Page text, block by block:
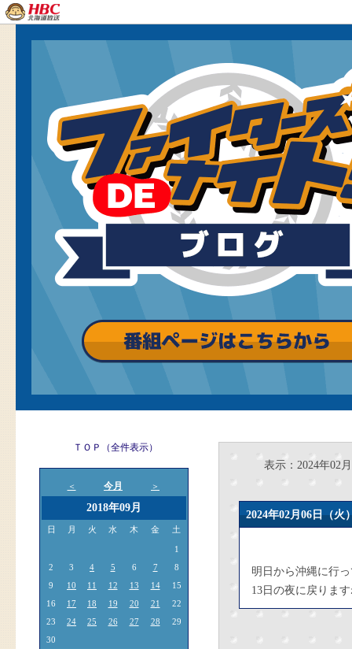
ＴＯＰ（全件表示）
＜ 今月 ＞
2018年09月
日 月 火 水 木 金 土
1
2
3 4 5 6 7
8
9
10 11 12 13 14
15
16
17 18 19 20 21
22
23
24 25 26 27 28
29
30
表示：2024年02月
2024年02月06日
明日から沖縄に行
13日の夜に戻りま